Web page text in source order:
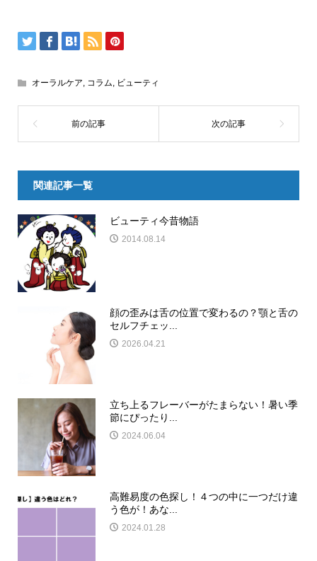
オーラルケア, コラム, ビューティ
関連記事一覧
ビューティ今昔物語
2014.08.14
顔の歪みは舌の位置で変わるの？顎と舌の
セルフチェッ...
2026.04.21
立ち上るフレーバーがたまらない！暑い季
節にぴったり...
2024.06.04
高難易度の色探し！４つの中に一つだけ違
う色が！あな...
2024.01.28